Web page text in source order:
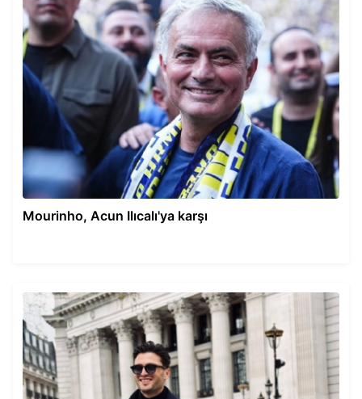
Mourinho, Acun Ilıcalı'ya karşı